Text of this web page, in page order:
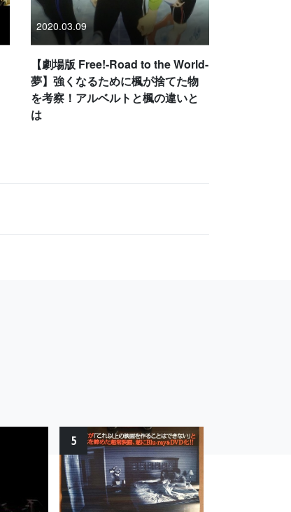
2020.03.09
【劇場版 Free!-Road to the World-
夢】強くなるために楓が捨てた物
を考察！アルベルトと楓の違いと
は
5